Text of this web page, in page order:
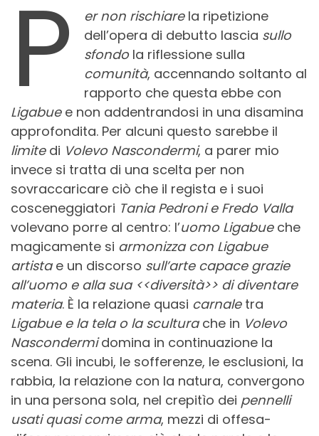
P er non rischiarela ripetizione
dell’opera di debutto lascia sullo
sfondola riflessione sulla
comunità, accennando soltanto al
rapporto che questa ebbe con
Ligabuee non addentrandosi in una disamina
approfondita. Per alcuni questo sarebbe il
limitedi Volevo Nascondermi, a parer mio
invece si tratta di una scelta per non
sovraccaricare ciò che il regista e i suoi
cosceneggiatori Tania Pedroni e Fredo Valla
volevano porre al centro: l’uomo Ligabueche
magicamente si armonizza con Ligabue
artistae un discorso sull’arte capace grazie
all’uomo e alla sua <<diversità>> di diventare
materia. È la relazione quasi carnaletra
Ligabue e la tela o la scultura che in Volevo
Nascondermidomina in continuazione la
scena. Gli incubi, le sofferenze, le esclusioni, la
rabbia, la relazione con la natura, convergono
in una persona sola, nel crepitìo dei pennelli
usati quasi come arma, mezzi di offesa-